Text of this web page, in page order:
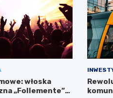
włoska
„Follemente”